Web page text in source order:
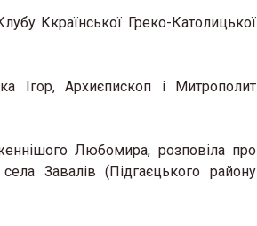
Ккраїнської Греко-Католицької
Ігор, Архиєпископ і Митрополит
Любомира, розповіла про
Завалів (Підгаєцького району